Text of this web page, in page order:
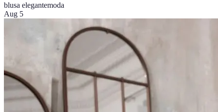
blusa elegantemoda
Aug 5